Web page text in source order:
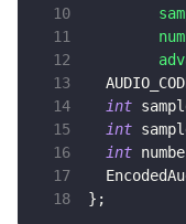
为智能硬件提供
物的实时互动连接
实时互动扩展能力
实时转录翻译
快速实现实时的
互动白板
React
int
int
int
} ;